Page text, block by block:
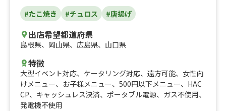
#たこ焼き #チュロス #唐揚げ
出店希望都道府県
島根県、 岡山県、 広島県、 山口県
特徴
大型イベント対応、 ケータリング対応、 遠方可能、 女性向
けメニュー、 お子様メニュー、 500円以下メニュー、 HAC
CP、 キャッシュレス決済、 ポータブル電源、 ガス不使用、
発電機不使用